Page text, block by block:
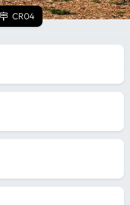
CR04